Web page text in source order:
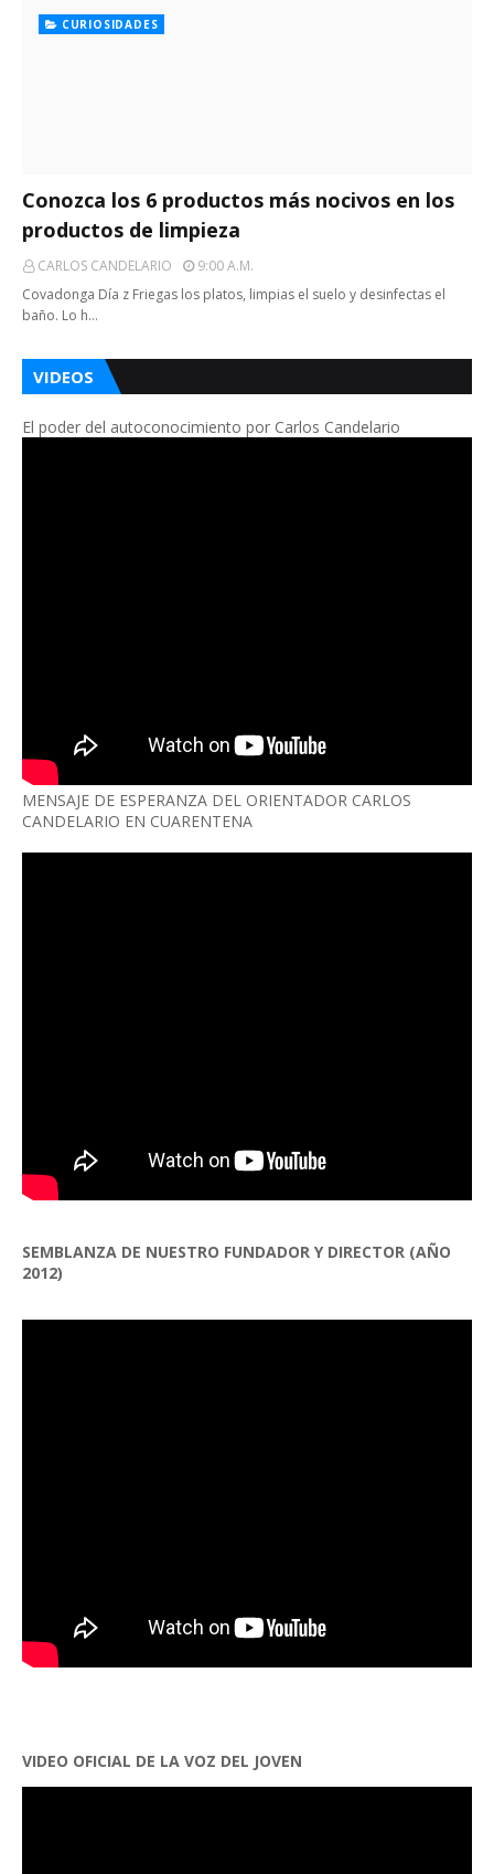
CURIOSIDADES
Conozca los 6 productos más nocivos en los
productos de limpieza
CARLOS CANDELARIO
9:00 A.m.
Covadonga Día z Friegas los platos, limpias el suelo y desinfectas el
baño. Lo h…
VIDEOS
El poder del autoconocimiento por Carlos Candelario
MENSAJE DE ESPERANZA DEL ORIENTADOR CARLOS
CANDELARIO EN CUARENTENA
SEMBLANZA DE NUESTRO FUNDADOR Y DIRECTOR (AÑO
2012)
VIDEO OFICIAL DE LA VOZ DEL JOVEN